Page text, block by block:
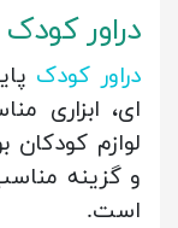
دراور
دراور کودک
ای، ابزاری
لوازم کودکان
و گزینه
است.